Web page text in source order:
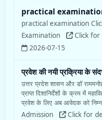
practical
practical examination
Examination
Click
2026-07-15
प्रवेश की नयी प्रक्रिया के
उत्तर प्रदेश शासन और डॉ
प्राप्त दिशानिर्देशों के क्रम में
प्रवेश के लिए अब आवेदक को
Admission
Click for